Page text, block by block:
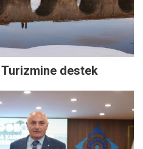
Turizmine destek